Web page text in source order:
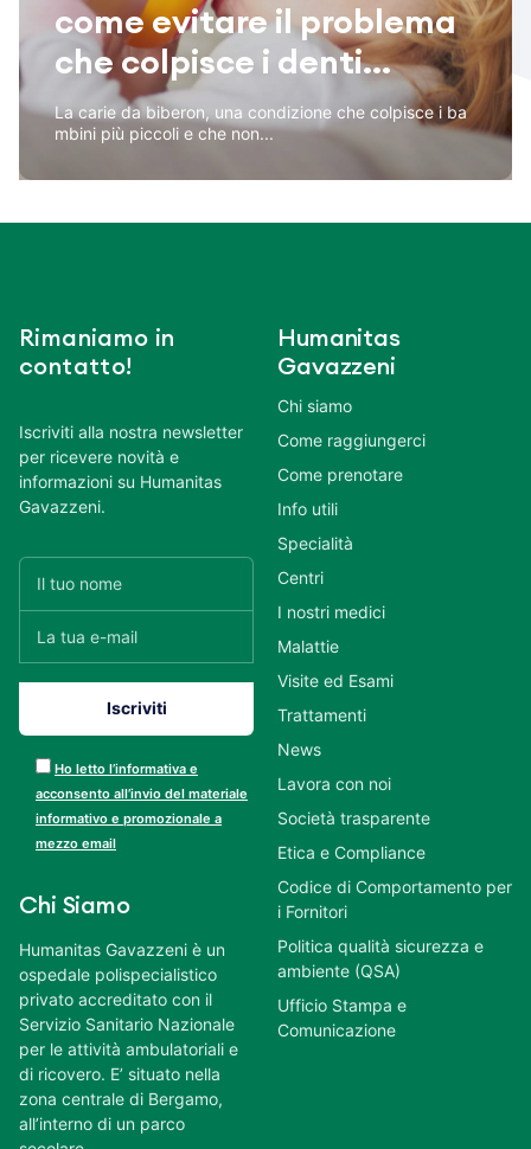
come evitare il problema
che colpisce i denti...
La carie da biberon, una condizione che colpisce i ba
mbini più piccoli e che non...
Rimaniamo in
contatto!
Iscriviti alla nostra newsletter
per ricevere novità e
informazioni su Humanitas
Gavazzeni.
Ho letto l’informativa e
acconsento all’invio del materiale
informativo e promozionale a
mezzo email
Chi Siamo
Humanitas Gavazzeni è un
ospedale polispecialistico
privato accreditato con il
Servizio Sanitario Nazionale
per le attività ambulatoriali e
di ricovero. E’ situato nella
zona centrale di Bergamo,
all’interno di un parco
Humanitas
Gavazzeni
Chi siamo
Come raggiungerci
Come prenotare
Info utili
Specialità
Centri
I nostri medici
Malattie
Visite ed Esami
Trattamenti
News
Lavora con noi
Società trasparente
Etica e Compliance
Codice di Comportamento per
i Fornitori
Politica qualità sicurezza e
ambiente (QSA)
Ufficio Stampa e
Comunicazione